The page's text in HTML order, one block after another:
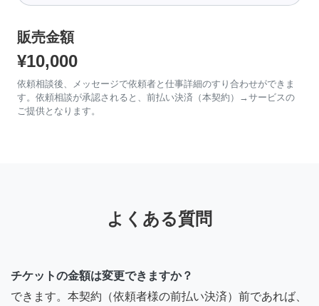
販売金額
¥10,000
依頼相談後、メッセージで依頼者と仕事詳細のすり合わせができま
す。依頼相談が承認されると、前払い決済（本契約）→サービスの
ご提供となります。
よくある質問
チケットの金額は変更できますか？
できます。本契約（依頼者様の前払い決済）前であれば、